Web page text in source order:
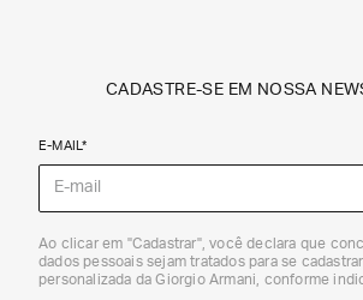
Camisetas
EXCLUSIVIDADE ONLINE 40%
CADASTRE-SE EM NOSSA
E-MAIL*
Ao clicar em "Cadastrar", você declara que
dados pessoais sejam tratados para se
personalizada da Giorgio Armani, conforme